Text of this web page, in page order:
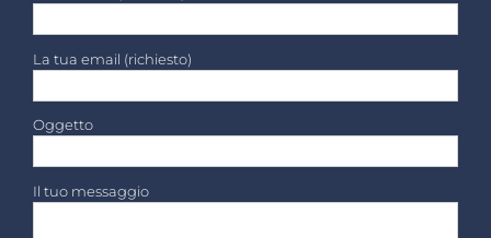
La tua email (richiesto)
Oggetto
Il tuo messaggio